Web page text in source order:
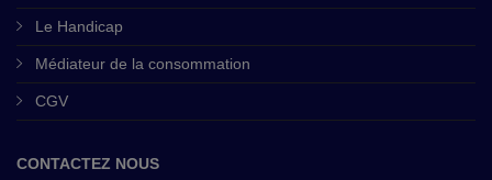
Le Handicap
Médiateur de la consommation
CGV
CONTACTEZ NOUS